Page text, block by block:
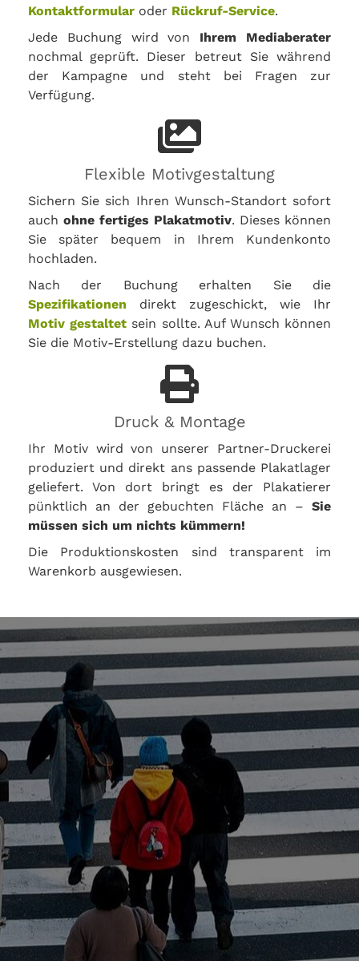
Kontaktformular oder Rückruf-Service.
Jede Buchung wird von Ihrem Mediaberater
nochmal geprüft. Dieser betreut Sie während
der Kampagne und steht bei Fragen zur
Verfügung.
Flexible Motivgestaltung
Sichern Sie sich Ihren Wunsch-Standort sofort
auch ohne fertiges Plakatmotiv. Dieses können
Sie später bequem in Ihrem Kundenkonto
hochladen.
Nach der Buchung erhalten Sie die
Spezifikationen direkt zugeschickt, wie Ihr
Motiv gestaltet sein sollte. Auf Wunsch können
Sie die Motiv-Erstellung dazu buchen.
Druck & Montage
Ihr Motiv wird von unserer Partner-Druckerei
produziert und direkt ans passende Plakatlager
geliefert. Von dort bringt es der Plakatierer
pünktlich an der gebuchten Fläche an – Sie
müssen sich um nichts kümmern!
Die Produktionskosten sind transparent im
Warenkorb ausgewiesen.